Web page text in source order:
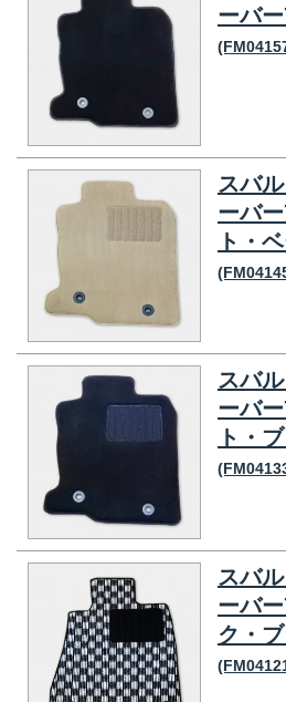
ーバ
スバ
ーバ
ト・
スバ
ーバ
ト・
スバ
ーバ
ク・